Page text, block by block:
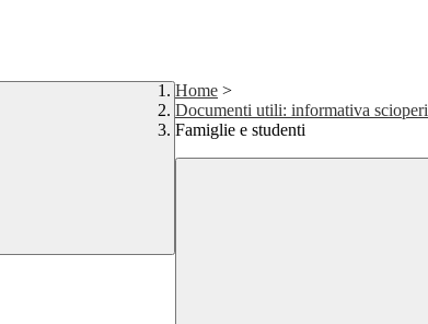
Home >
Documenti utili: informativa scioperi
Famiglie e studenti